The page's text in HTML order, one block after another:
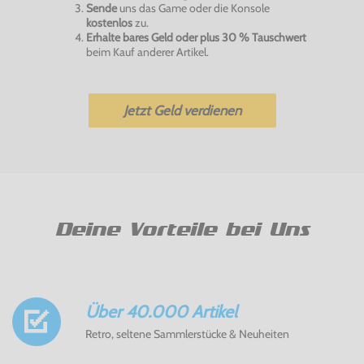
Sendeuns das Game oder die Konsole
kostenloszu.
Erhalte bares Geld oder plus 30 % Tauschwert
beim Kauf anderer Artikel.
Jetzt Geld verdienen
Deine Vorteile bei Uns
Über 40.000 Artikel
Retro, seltene Sammlerstücke & Neuheiten